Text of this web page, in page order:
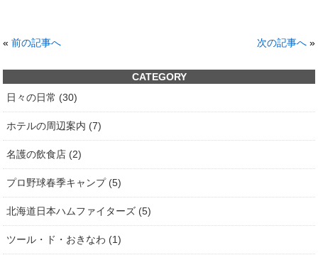
«前の記事へ 次の記事へ»
CATEGORY
日々の日常 (30)
ホテルの周辺案内 (7)
名護の飲食店 (2)
プロ野球春季キャンプ (5)
北海道日本ハムファイターズ (5)
ツール・ド・おきなわ (1)